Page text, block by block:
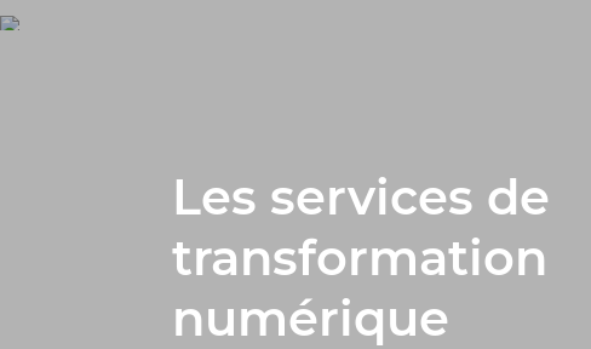
Les services de
transformation
numérique